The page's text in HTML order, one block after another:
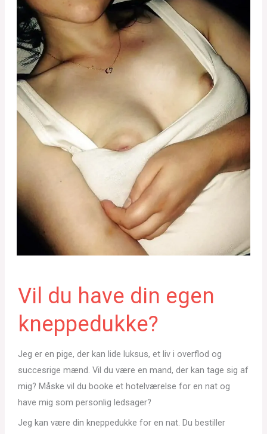
Vil du have din egen
kneppedukke?
Jeg er en pige, der kan lide luksus, et liv i overflod og
succesrige mænd. Vil du være en mand, der kan tage sig af
mig? Måske vil du booke et hotelværelse for en nat og
have mig som personlig ledsager?
Jeg kan være din kneppedukke for en nat. Du bestiller